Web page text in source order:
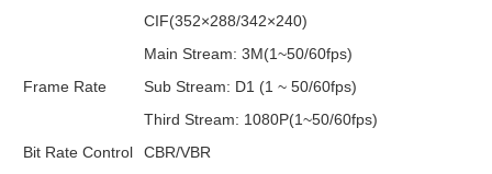
CIF(352×288/342×240)
Frame Rate
Main Stream: 3M(1~50/60fps)
Sub Stream: D1 (1 ~ 50/60fps)
Third Stream: 1080P(1~50/60fps)
Bit Rate Control
CBR/VBR